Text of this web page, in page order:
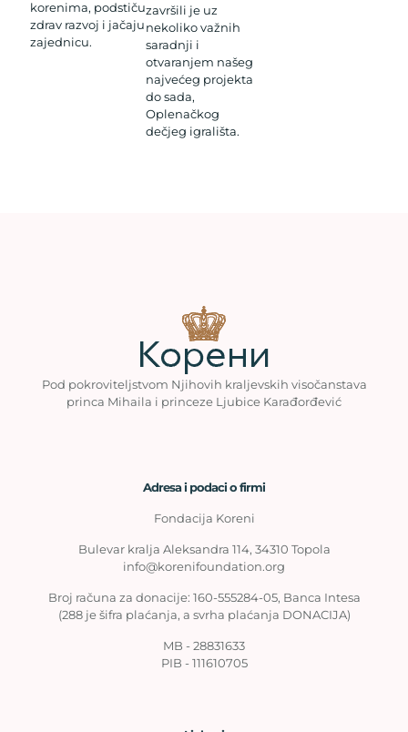
korenima, podstiču
zdrav razvoj i jačaju
zajednicu.
završili je uz
nekoliko važnih
saradnji i
otvaranjem našeg
najvećeg projekta
do sada,
Oplenačkog
dečjeg igrališta.
Pod pokroviteljstvom Njihovih kraljevskih visočanstava
princa Mihaila i princeze Ljubice Karađorđević
Adresa i podaci o firmi
Fondacija Koreni
Bulevar kralja Aleksandra 114, 34310 Topola
info@korenifoundation.org
Broj računa za donacije: 160-555284-05, Banca Intesa
(288 je šifra plaćanja, a svrha plaćanja DONACIJA)
MB - 28831633
PIB - 111610705